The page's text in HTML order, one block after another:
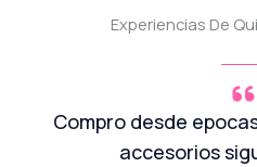
Experiencias De
Compro desde
accesorios